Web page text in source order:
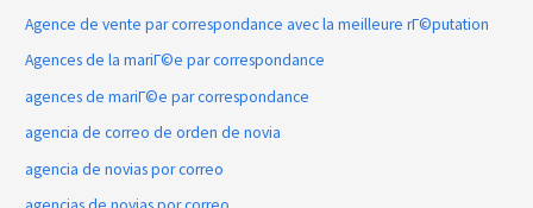
Agence de vente par correspondance avec la meilleure rГ©putation
Agences de la mariГ©e par correspondance
agences de mariГ©e par correspondance
agencia de correo de orden de novia
agencia de novias por correo